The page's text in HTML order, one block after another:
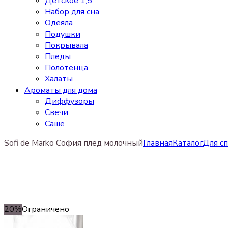
Набор для сна
Одеяла
Подушки
Покрывала
Пледы
Полотенца
Халаты
Ароматы для дома
Диффузоры
Свечи
Cаше
Sofi de Marko София плед молочныйГлавнаяКаталогДля
20%Ограничено